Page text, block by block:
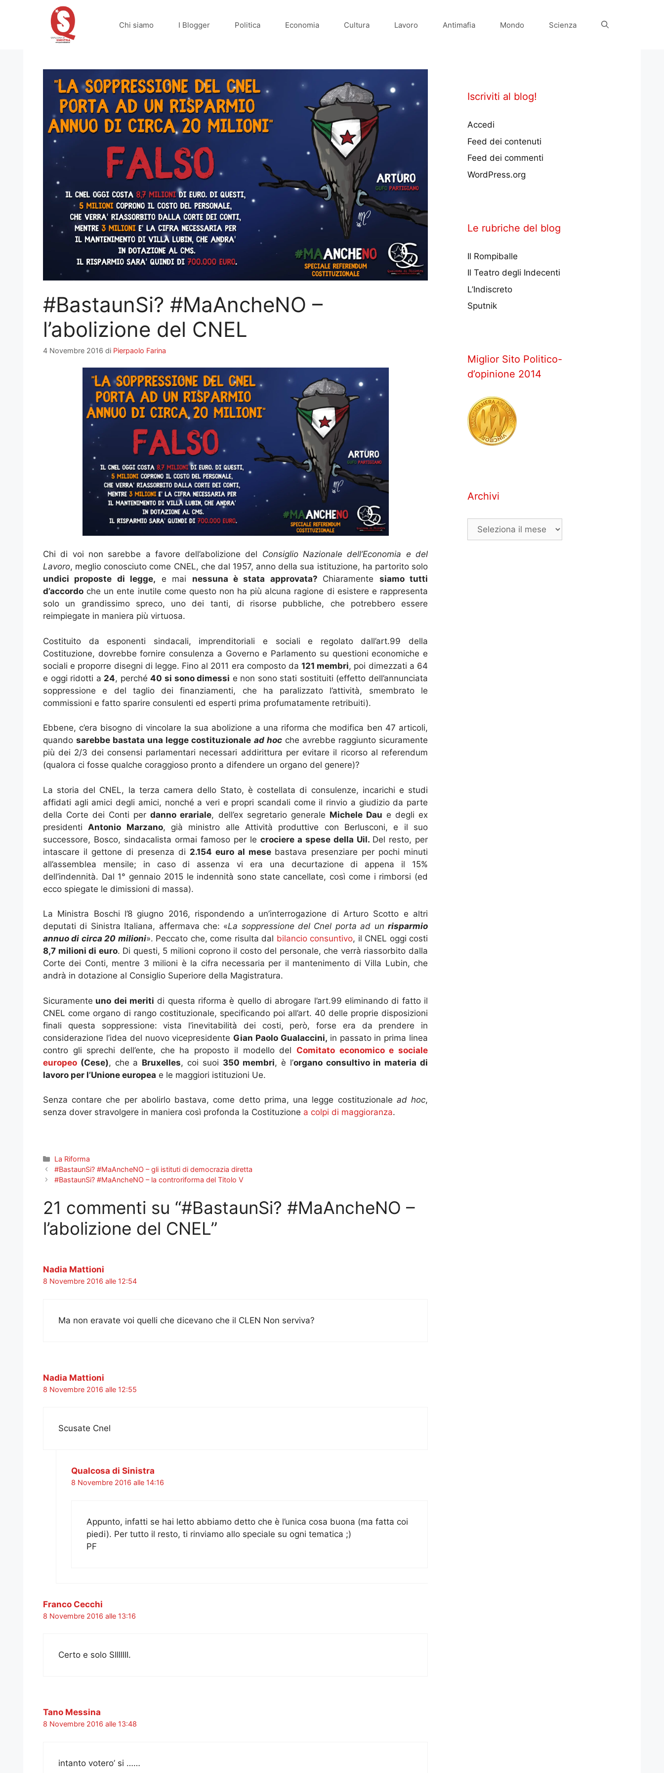
Chi siamo I Blogger Politica Economia Cultura Lavoro Antimafia Mondo Scienza
#BastaunSi? #MaAncheNO –
l’abolizione del CNEL
4 Novembre 2016 di Pierpaolo Farina
Chi di voi non sarebbe a favore dell’abolizione del Consiglio Nazionale dell’Economia e del
Lavoro, meglio conosciuto come CNEL, che dal 1957, anno della sua istituzione, ha partorito solo
undici proposte di legge, e mai nessuna è stata approvata? Chiaramente siamo tutti
d’accordo che un ente inutile come questo non ha più alcuna ragione di esistere e rappresenta
solo un grandissimo spreco, uno dei tanti, di risorse pubbliche, che potrebbero essere
reimpiegate in maniera più virtuosa.
Costituito da esponenti sindacali, imprenditoriali e sociali e regolato dall’art.99 della
Costituzione, dovrebbe fornire consulenza a Governo e Parlamento su questioni economiche e
sociali e proporre disegni di legge. Fino al 2011 era composto da121 membri, poi dimezzati a 64
e oggi ridotti a 24, perché40 si sono dimessi e non sono stati sostituiti (effetto dell’annunciata
soppressione e del taglio dei finanziamenti, che ha paralizzato l’attività, smembrato le
commissioni e fatto sparire consulenti ed esperti prima profumatamente retribuiti).
Ebbene, c’era bisogno di vincolare la sua abolizione a una riforma che modifica ben 47 articoli,
quandosarebbe bastata una legge costituzionale ad hocche avrebbe raggiunto sicuramente
più dei 2/3 dei consensi parlamentari necessari addirittura per evitare il ricorso al referendum
(qualora ci fosse qualche coraggioso pronto a difendere un organo del genere)?
La storia del CNEL, la terza camera dello Stato, è costellata di consulenze, incarichi e studi
affidati agli amici degli amici, nonché a veri e propri scandali come il rinvio a giudizio da parte
della Corte dei Conti perdanno erariale, dell’ex segretario generale Michele Dau e degli ex
presidenti Antonio Marzano, già ministro alle Attività produttive con Berlusconi, e il suo
successore, Bosco, sindacalista ormai famoso per le crociere a spese della Uil. Del resto, per
intascare il gettone di presenza di 2.154 euro al mese bastava presenziare per pochi minuti
all’assemblea mensile; in caso di assenza vi era una decurtazione di appena il 15%
dell’indennità. Dal 1° gennaio 2015 le indennità sono state cancellate, così come i rimborsi (ed
ecco spiegate le dimissioni di massa).
La Ministra Boschi l’8 giugno 2016, rispondendo a un’interrogazione di Arturo Scotto e altri
deputati di Sinistra Italiana, affermava che: «La soppressione del Cnel porta ad unrisparmio
annuo di circa 20 milioni». Peccato che, come risulta dal bilancio consuntivo, il CNEL oggi costi
8,7 milioni di euro. Di questi, 5 milioni coprono il costo del personale, che verrà riassorbito dalla
Corte dei Conti, mentre 3 milioni è la cifra necessaria per il mantenimento di Villa Lubin, che
andrà in dotazione al Consiglio Superiore della Magistratura.
Sicuramente uno dei meriti di questa riforma è quello di abrogare l’art.99 eliminando di fatto il
CNEL come organo di rango costituzionale, specificando poi all’art. 40 delle proprie disposizioni
finali questa soppressione: vista l’inevitabilità dei costi, però, forse era da prendere in
considerazione l’idea del nuovo vicepresidente Gian Paolo Gualaccini, in passato in prima linea
contro gli sprechi dell’ente, che ha proposto il modello del Comitato economico e sociale
europeo (Cese), che a Bruxelles, coi suoi 350 membri, è l’organo consultivo in materia di
lavoro per l’Unione europea e le maggiori istituzioni Ue.
Senza contare che per abolirlo bastava, come detto prima, una legge costituzionale ad hoc,
senza dover stravolgere in maniera così profonda la Costituzione a colpi di maggioranza.
Categorie
La Riforma
#BastaunSi? #MaAncheNO – gli istituti di democrazia diretta
#BastaunSi? #MaAncheNO – la controriforma del Titolo V
21 commenti su “#BastaunSi? #MaAncheNO –
l’abolizione del CNEL”
Nadia Mattioni
8 Novembre 2016 alle 12:54
Ma non eravate voi quelli che dicevano che il CLEN Non serviva?
Nadia Mattioni
8 Novembre 2016 alle 12:55
Scusate Cnel
Qualcosa di Sinistra
8 Novembre 2016 alle 14:16
Appunto, infatti se hai letto abbiamo detto che è l’unica cosa buona (ma fatta coi
piedi). Per tutto il resto, ti rinviamo allo speciale su ogni tematica ;)
PF
Franco Cecchi
8 Novembre 2016 alle 13:16
Certo e solo SIIIIIII.
Tano Messina
8 Novembre 2016 alle 13:48
intanto votero’ si ……
Iscriviti al blog!
Accedi
Feed dei contenuti
Feed dei commenti
WordPress.org
Le rubriche del blog
Il Rompiballe
Il Teatro degli Indecenti
L’Indiscreto
Sputnik
Miglior Sito Politico-
d’opinione 2014
Archivi
Archivi